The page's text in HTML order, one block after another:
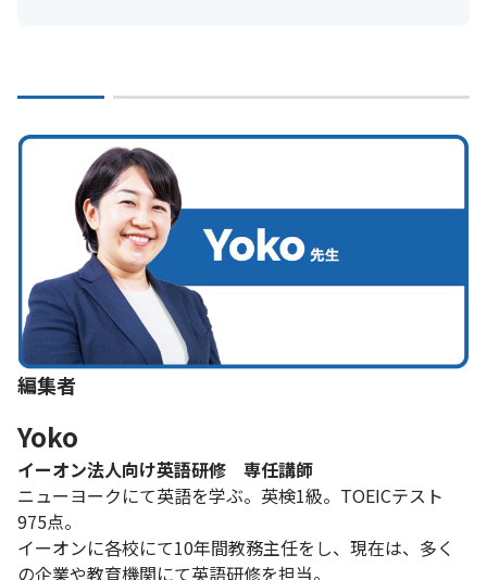
編集者
Yoko
イーオン法人向け英語研修 専任講師
ニューヨークにて英語を学ぶ。英検1級。TOEICテスト
975点。
イーオンに各校にて10年間教務主任をし、現在は、多く
の企業や教育機関にて英語研修を担当。